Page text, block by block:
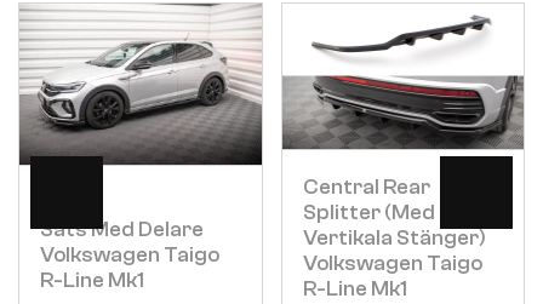
Sats Med Delare
Volkswagen Taigo
R-Line Mk1
Visa
Central Rear
Splitter (med
Vertikala Stänger)
Volkswagen Taigo
R-Line Mk1
Visa